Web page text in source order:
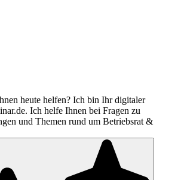
heute helfen? Ich bin Ihr digitaler
Ich helfe Ihnen bei Fragen zu
und Themen rund um Betriebsrat &